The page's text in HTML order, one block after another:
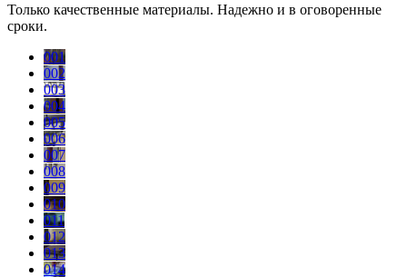
Только качественные материалы. Надежно и в оговоренные
сроки.
001
002
003
004
005
006
007
008
009
010
011
012
013
014